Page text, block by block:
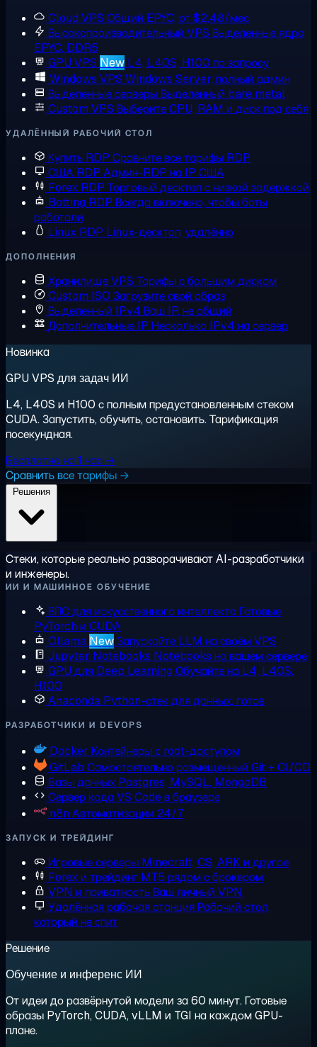
Cloud VPS Общий EPYC, от $2,48/мес
Высокопроизводительный VPS Выделенные ядра
EPYC, DDR5
GPU VPS New L4, L40S, H100 по запросу
Windows VPS Windows Server, полный админ
Выделенные серверыВыделенный bare metal
Custom VPS Выберите CPU, RAM и диск под себя
УДАЛЁННЫЙ РАБОЧИЙ СТОЛ
Купить RDP Сравните все тарифы RDP
США RDP Админ-RDP на IP США
Forex RDP Торговый десктоп с низкой задержкой
Botting RDP Всегда включено, чтобы боты
работали
Linux RDP Linux-десктоп, удалённо
ДОПОЛНЕНИЯ
Хранилище VPS Тарифы с большим диском
Custom ISO Загрузите свой образ
Выделенный IPv4 Ваш IP, не общий
Дополнительные IP Несколько IPv4 на сервер
Новинка
GPU VPS для задач ИИ
L4, L40S и H100 с полным предустановленным стеком
CUDA. Запустить, обучить, остановить. Тарификация
посекундная.
Бесплатно на 1 час →
Сравнить все тарифы →
Стеки, которые реально разворачивают AI-разработчики
и инженеры.
ИИ И МАШИННОЕ ОБУЧЕНИЕ
ВПС для искусственного интеллектаГотовые
PyTorch и CUDA
Ollama NewЗапускайте LLM на своём VPS
Jupyter Notebooks Notebooks на вашем сервере
GPU для Deep Learning Обучайте на L4, L40S,
H100
Anaconda Python-стек для данных, готов
РАЗРАБОТЧИКИ И DEVOPS
Docker Контейнеры с root-доступом
GitLab Самостоятельно размещенный Git + CI/CD
Базы данных Postgres, MySQL, MongoDB
Сервер кодаVS Code в браузере
n8n Автоматизации 24/7
ЗАПУСК И ТРЕЙДИНГ
Игровые серверы Minecraft, CS, ARK и другое
Forex и трейдинг MT5 рядом с брокером
VPN и приватностьВаш личный VPN
Удалённая рабочая станцияРабочий стол,
который не спит
Решение
Обучение и инференс ИИ
От идеи до развёрнутой модели за 60 минут. Готовые
образы PyTorch, CUDA, vLLM и TGI на каждом GPU-
плане.